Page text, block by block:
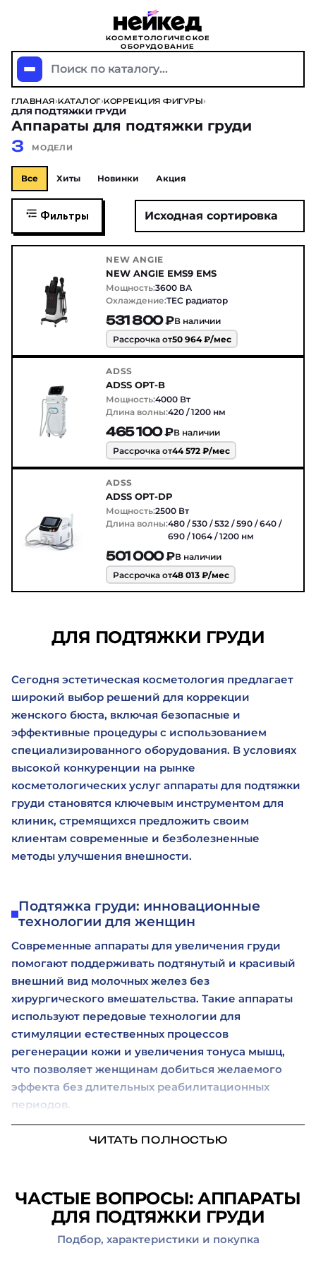
КОСМЕТОЛОГИЧЕСКОЕ
ОБОРУДОВАНИЕ
Поиск по каталогу...
ГЛАВНАЯ›КАТАЛОГ›КОРРЕКЦИЯ ФИГУРЫ›
ДЛЯ ПОДТЯЖКИ ГРУДИ
Аппараты для подтяжки груди
3 МОДЕЛИ
Все Хиты Новинки Акция
Фильтры
NEW ANGIE
NEW ANGIE EMS9 EMS
Мощность:3600 ВА
Охлаждение:TEC радиатор
531 800 ₽В наличии
Рассрочка от50 964 ₽/мес
ADSS
ADSS OPT-B
Мощность:4000 Вт
Длина волны:420 / 1200 нм
465 100 ₽В наличии
Рассрочка от44 572 ₽/мес
ADSS
ADSS OPT-DP
Мощность:2500 Вт
Длина волны:480 / 530 / 532 / 590 / 640 /
690 / 1064 / 1200 нм
501 000 ₽В наличии
Рассрочка от48 013 ₽/мес
ДЛЯ ПОДТЯЖКИ ГРУДИ
Сегодня эстетическая косметология предлагает
широкий выбор решений для коррекции
женского бюста, включая безопасные и
эффективные процедуры с использованием
специализированного оборудования. В условиях
высокой конкуренции на рынке
косметологических услуг аппараты для подтяжки
груди становятся ключевым инструментом для
клиник, стремящихся предложить своим
клиентам современные и безболезненные
методы улучшения внешности.
Подтяжка груди: инновационные
технологии для женщин
Современные аппараты для увеличения груди
помогают поддерживать подтянутый и красивый
внешний вид молочных желез без
хирургического вмешательства. Такие аппараты
используют передовые технологии для
стимуляции естественных процессов
регенерации кожи и увеличения тонуса мышц,
что позволяет женщинам добиться желаемого
эффекта без длительных реабилитационных
периодов.
ЧИТАТЬ ПОЛНОСТЬЮ
ЧАСТЫЕ ВОПРОСЫ: АППАРАТЫ
ДЛЯ ПОДТЯЖКИ ГРУДИ
Подбор, характеристики и покупка